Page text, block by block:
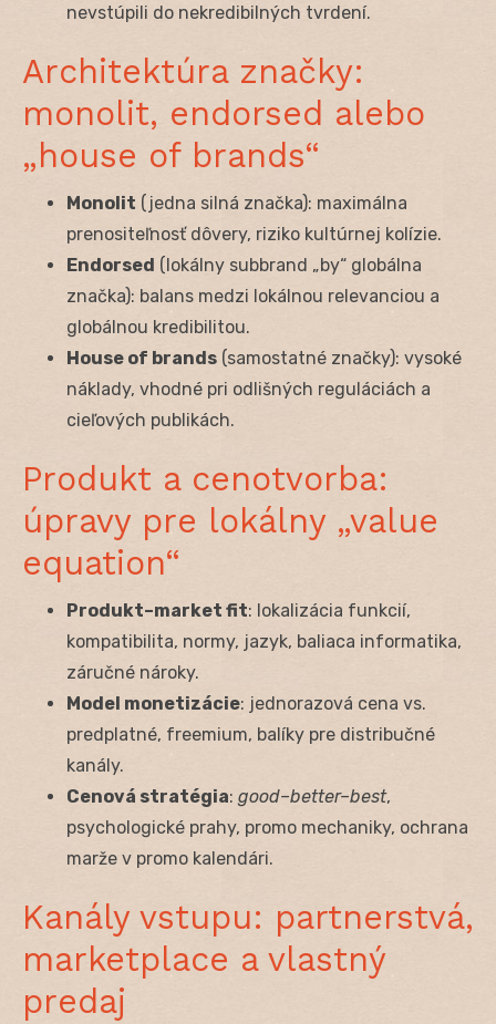
nevstúpili do nekredibilných tvrdení.
Architektúra značky:
monolit, endorsed alebo
„house of brands“
Monolit (jedna silná značka): maximálna
prenositeľnosť dôvery, riziko kultúrnej kolízie.
Endorsed (lokálny subbrand „by“ globálna
značka): balans medzi lokálnou relevanciou a
globálnou kredibilitou.
House of brands (samostatné značky): vysoké
náklady, vhodné pri odlišných reguláciách a
cieľových publikách.
Produkt a cenotvorba:
úpravy pre lokálny „value
equation“
Produkt–market fit: lokalizácia funkcií,
kompatibilita, normy, jazyk, baliaca informatika,
záručné nároky.
Model monetizácie: jednorazová cena vs.
predplatné, freemium, balíky pre distribučné
kanály.
Cenová stratégia: good–better–best,
psychologické prahy, promo mechaniky, ochrana
marže v promo kalendári.
Kanály vstupu: partnerstvá,
marketplace a vlastný
predaj